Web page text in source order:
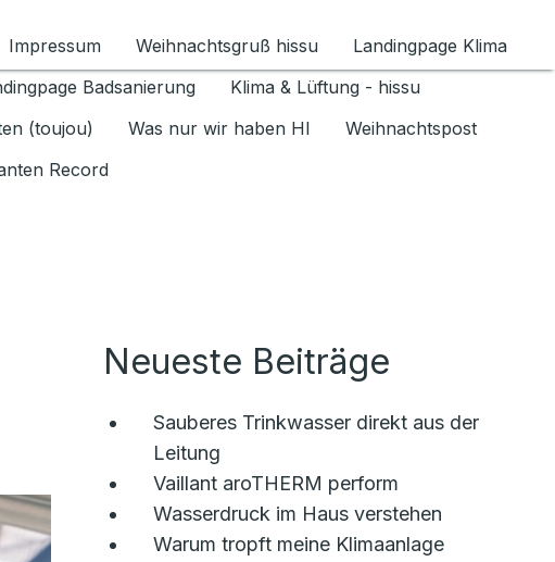
für Datenschutz 1.6.2026 umschalten
Impressum Weihnachtsgruß hissu
Landingpage Klima
Badsanierung
Klima & Lüftung - hissu
(toujou) Was nur wir haben HI
Weihnachtspost
Record
Neueste Beiträge
Sauberes Trinkwasser direkt aus der
Leitung
Vaillant aroTHERM perform
Wasserdruck im Haus verstehen
Warum tropft meine Klimaanlage